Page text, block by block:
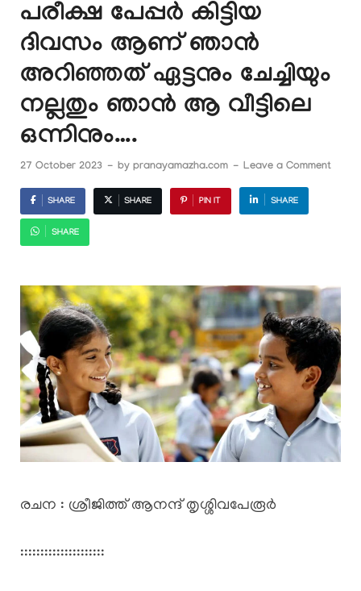
പരീക്ഷ പേപ്പർ കിട്ടിയ
ദിവസം ആണ് ഞാൻ
അറിഞ്ഞത് ഏട്ടനും ചേച്ചിയും
നല്ലതും ഞാൻ ആ വീട്ടിലെ
ഒന്നിനും….
27 October 2023 - by pranayamazha.com - Leave a Comment
SHARE SHARE PIN IT SHARE
SHARE
രചന : ശ്രീജിത്ത്‌ ആനന്ദ് തൃശ്ശിവപേരൂർ
:::::::::::::::::::::